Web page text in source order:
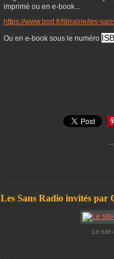
imprimé ou en e-book...
https://www.bod.fr/librairie/les-
Ou en e-book sous le numéro
-
Les Sans Radio invités par
Le site